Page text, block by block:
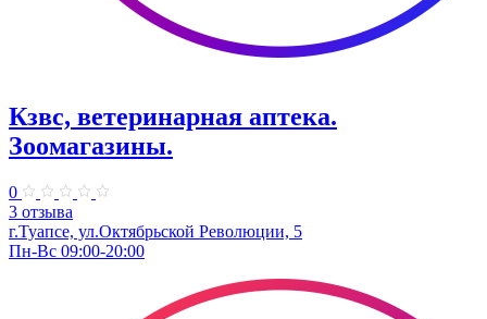
Кзвс, ветеринарная аптека.
Зоомагазины.
0
3 отзыва
г.Туапсе, ул.​Октябрьской Революции, 5
Пн-Вс 09:00-20:00